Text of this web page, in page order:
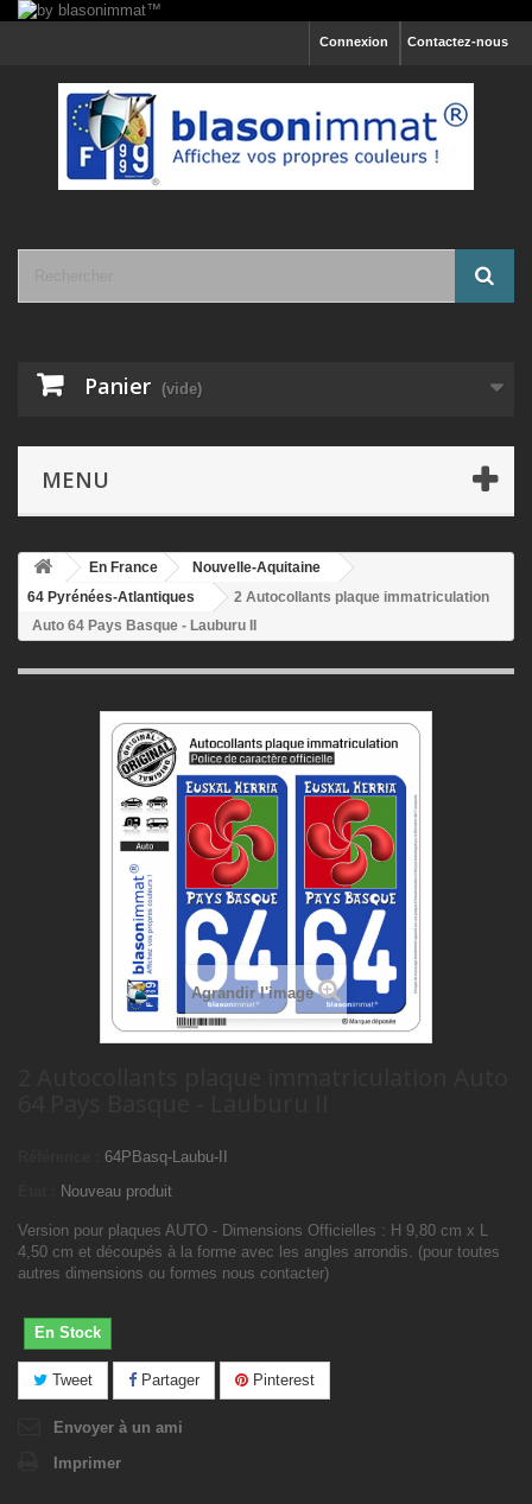
Contactez-nous
Connexion
Panier (vide)
MENU
En France
Nouvelle-Aquitaine
64 Pyrénées-Atlantiques
2 Autocollants plaque immatriculation
Auto 64 Pays Basque - Lauburu II
Agrandir l'image
64PBasq-Laubu-II
Nouveau produit
Version pour plaques AUTO - Dimensions Officielles : H 9,80 cm x L
4,50 cm et découpés à la forme avec les angles arrondis. (pour toutes
autres dimensions ou formes nous contacter)
En Stock
Tweet Partager Pinterest
Envoyer à un ami
Imprimer